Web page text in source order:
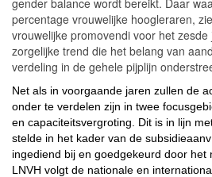
gender balance wordt bereikt. Daar
percentage vrouwelijke hoogleraren,
vrouwelijke promovendi voor het
zorgelijke trend die het belang van
verdeling in de gehele pijplijn
Net als in voorgaande jaren zullen de
onder te verdelen zijn in twee
en capaciteitsvergroting. Dit is in lijn
stelde in het kader van de
ingediend bij en goedgekeurd door het
LNVH volgt de nationale en